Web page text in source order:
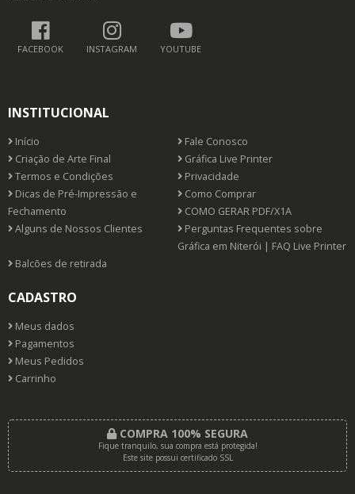
FACEBOOK INSTAGRAM YOUTUBE
INSTITUCIONAL
Início
Fale Conosco
Criação de Arte Final
Gráfica Live Printer
Termos e Condições
Privacidade
Dicas de Pré-Impressão e
Fechamento
Como Comprar
COMO GERAR PDF/X1A
Alguns de Nossos Clientes
Perguntas Frequentes sobre
Gráfica em Niterói | FAQ Live Printer
Balcões de retirada
CADASTRO
Meus dados
Pagamentos
Meus Pedidos
Carrinho
COMPRA 100% SEGURA
Fique tranquilo, sua compra está protegida!
Este site possui certificado SSL